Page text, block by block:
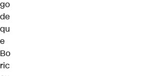
go
de
qu
e
Bo
ric